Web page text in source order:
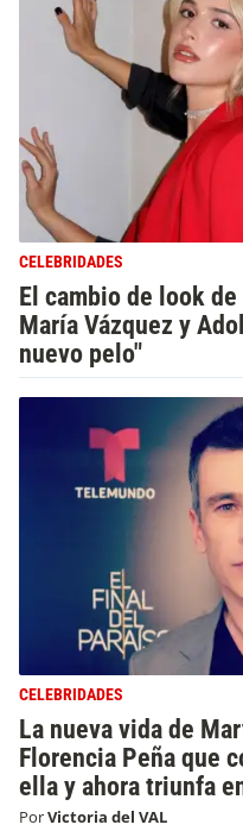
CELEBRIDADES
El cambio de look
María Vázquez y
nuevo pelo"
CELEBRIDADES
La nueva vida de
Florencia Peña que
ella y ahora triunfa
PorVictoria del VAL